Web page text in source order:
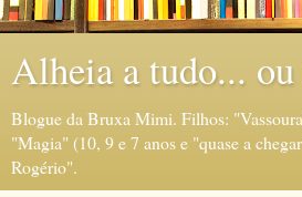
Alheia a tudo...
Blogue da Bruxa Mimi. Filhos:
"Magia" (10, 9 e 7 anos e "quase a
Rogério".